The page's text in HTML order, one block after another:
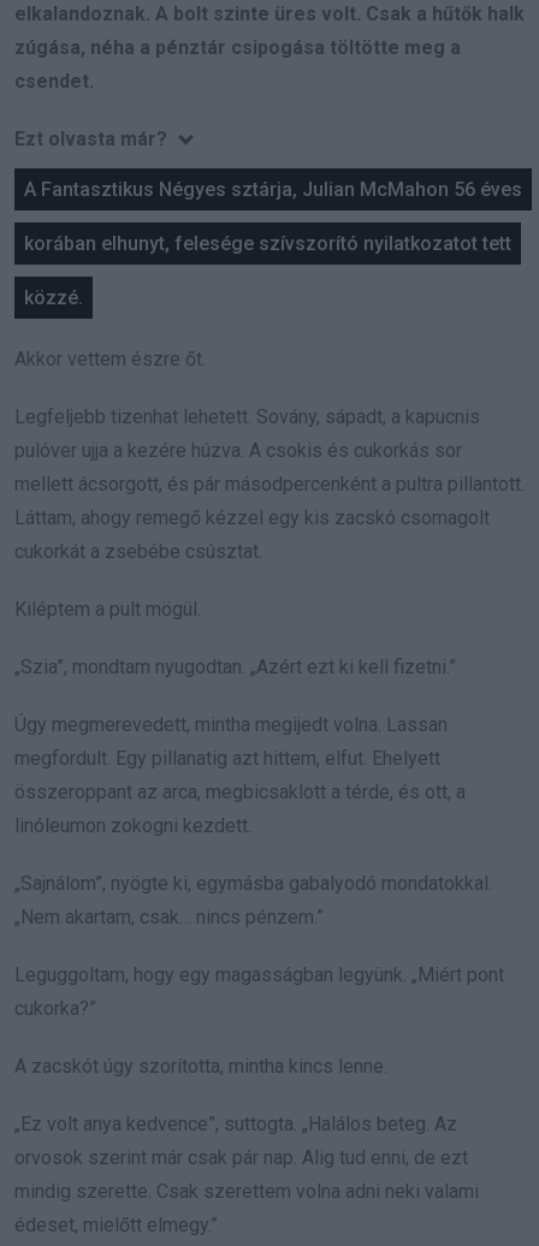
elkalandoznak. A bolt szinte üres volt. Csak a hűtők halk
zúgása, néha a pénztár csipogása töltötte meg a
csendet.
Ezt olvasta már?
A Fantasztikus Négyes sztárja, Julian McMahon 56 éves
korában elhunyt, felesége szívszorító nyilatkozatot tett
közzé.
Akkor vettem észre őt.
Legfeljebb tizenhat lehetett. Sovány, sápadt, a kapucnis
pulóver ujja a kezére húzva. A csokis és cukorkás sor
mellett ácsorgott, és pár másodpercenként a pultra pillantott.
Láttam, ahogy remegő kézzel egy kis zacskó csomagolt
cukorkát a zsebébe csúsztat.
Kiléptem a pult mögül.
„Szia”, mondtam nyugodtan. „Azért ezt ki kell fizetni.”
Úgy megmerevedett, mintha megijedt volna. Lassan
megfordult. Egy pillanatig azt hittem, elfut. Ehelyett
összeroppant az arca, megbicsaklott a térde, és ott, a
linóleumon zokogni kezdett.
„Sajnálom”, nyögte ki, egymásba gabalyodó mondatokkal.
„Nem akartam, csak… nincs pénzem.”
Leguggoltam, hogy egy magasságban legyünk. „Miért pont
cukorka?”
A zacskót úgy szorította, mintha kincs lenne.
„Ez volt anya kedvence”, suttogta. „Halálos beteg. Az
orvosok szerint már csak pár nap. Alig tud enni, de ezt
mindig szerette. Csak szerettem volna adni neki valami
édeset, mielőtt elmegy.”